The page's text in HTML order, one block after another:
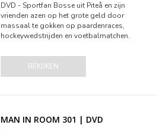
DVD - Sportfan Bosse uit Piteå en zijn
vrienden azen op het grote geld door
massaal te gokken op paardenraces,
hockeywedstrijden en voetbalmatchen.
BEKIJKEN
MAN IN ROOM 301 | DVD